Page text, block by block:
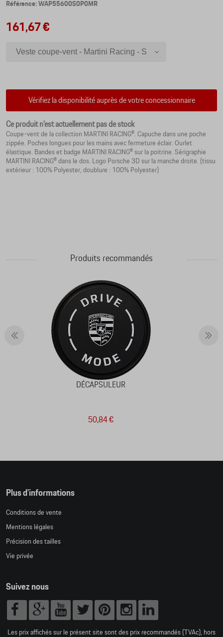
Référence: WAP55600S0P0MR
161,67 €
Veste coupe-vent - Martini Racing - S
Veste coupe-vent - Martini Racing - M
Veste coupe-vent - Martini Racing - XS
Vérifiez la disponibilité auprès de votre concessionnaire
Ce produit n'est actuellement pas de stock
Coupe-vent de la collection MARTINI RACING®. Capuche dans une poche
zippée. Poches longues pour les mains avec fermeture éclair. Ourlet
élastique. Bandes et badge MARTINI RACING® sur la poitrine. Sérigraphie
MARTINI RACING® dans le dos. Logo Porsche 3D sur la manche droite. (tissu
extérieur : 100% Polyester, doublure : 100% Polyester)
Produits recommandés
DÉCAPSULEUR
50,84 €
Plus d'informations
Conditions de vente
Mentions légales
Précision des tailles
Vie privée
Suivez nous
Les prix affichés sur le présent site sont des prix recommandés (TVAc), hors